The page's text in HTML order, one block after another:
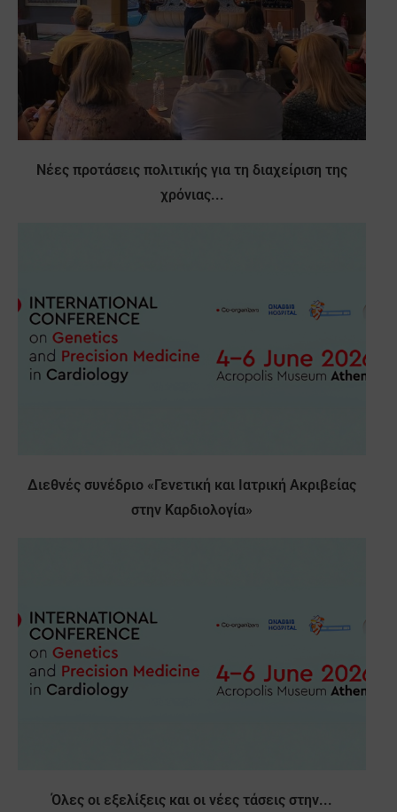
Νέες προτάσεις πολιτικής για τη διαχείριση της
χρόνιας...
Διεθνές συνέδριο «Γενετική και Ιατρική Ακριβείας
στην Καρδιολογία»
Όλες οι εξελίξεις και οι νέες τάσεις στην...